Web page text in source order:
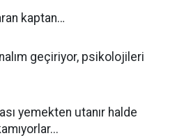
kaptan…
geçiriyor, psikolojileri
yemekten utanır halde